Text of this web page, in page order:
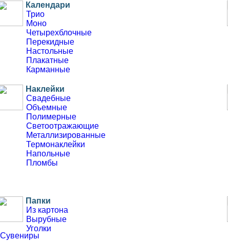
Календари
Трио
Моно
Четырехблочные
Перекидные
Настольные
Плакатные
Карманные
Наклейки
Свадебные
Объемные
Полимерные
Светоотражающие
Металлизированные
Термонаклейки
Напольные
Пломбы
Папки
Из картона
Вырубные
Уголки
Для презентаций
Сувениры